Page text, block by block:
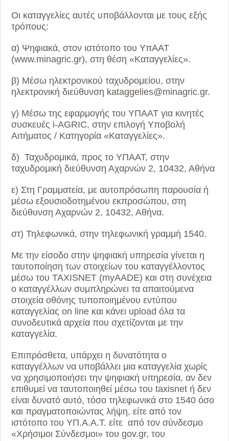
Οι καταγγελίες αυτές υποβάλλονται με τους εξής
τρόπους:
α) Ψηφιακά, στον ιστότοπο του ΥπΑΑΤ
(www.minagric.gr), στη θέση «Καταγγελίες».
β) Μέσω ηλεκτρονικού ταχυδρομείου, στην
ηλεκτρονική διεύθυνση kataggelies@minagric.gr.
γ) Μέσω της εφαρμογής του ΥΠΑΑΤ για κινητές
συσκευές i-AGRIC, στην επιλογή Υποβολή
Αιτήματος / Κατηγορία «Καταγγελίες».
δ) Ταχυδρομικά, προς το ΥΠΑΑΤ, στην
ταχυδρομική διεύθυνση Αχαρνών 2, 10432, Αθήνα
ε) Στη Γραμματεία, με αυτοπρόσωπη παρουσία ή
μέσω εξουσιοδοτημένου εκπροσώπου, στη
διεύθυνση Αχαρνών 2, 10432, Αθήνα.
στ) Τηλεφωνικά, στην τηλεφωνική γραμμή 1540.
Με την είσοδο στην ψηφιακή υπηρεσία γίνεται η
ταυτοποίηση των στοιχείων του καταγγέλλοντος
μέσω του TAXISNET (myAADE) και στη συνέχεια
ο καταγγέλλων συμπληρώνει τα απαιτούμενα
στοιχεία οθόνης τυποποιημένου εντύπου
καταγγελίας on line και κάνει upload όλα τα
συνοδευτικά αρχεία που σχετίζονται με την
καταγγελία.
Επιπρόσθετα, υπάρχει η δυνατότητα ο
καταγγέλλων να υποβάλλει μια καταγγελία χωρίς
να χρησιμοποιήσει την ψηφιακή υπηρεσία, αν δεν
επιθυμεί να ταυτοποιηθεί μέσω του taxisnet ή δεν
είναι δυνατό αυτό, τόσο τηλεφωνικά στο 1540 όσο
και πραγματοποιώντας λήψη, είτε από τον
ιστότοπο του ΥΠ.Α.Α.Τ. είτε από τον σύνδεσμο
«Χρήσιμοι Σύνδεσμοι» του gov.gr, του